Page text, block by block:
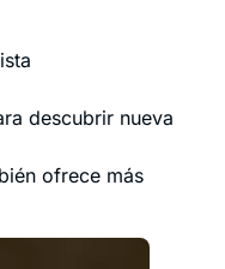
descubrir nueva
ofrece más